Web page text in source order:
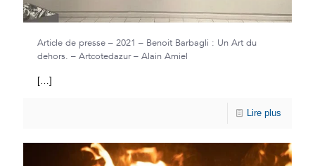
Article de presse – 2021 – Benoit Barbagli : Un Art du
dehors. – Artcotedazur – Alain Amiel
[…]
Lire plus